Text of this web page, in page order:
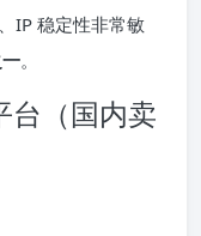
IP 稳定性非常敏
。
台（国内卖